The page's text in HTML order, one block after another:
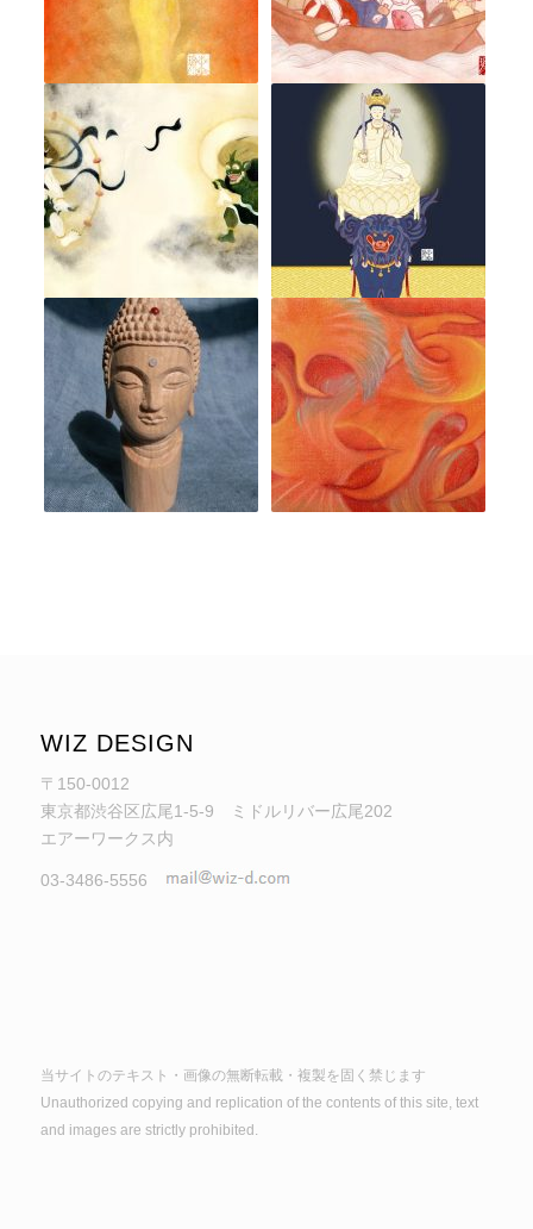
WIZ DESIGN
〒150-0012
東京都渋谷区広尾1-5-9 ミドルリバー広尾202
エアーワークス内
03-3486-5556
当サイトのテキスト・画像の無断転載・複製を固く禁じます
Unauthorized copying and replication of the contents of this site, text
and images are strictly prohibited.